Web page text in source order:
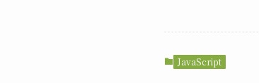
JavaScript